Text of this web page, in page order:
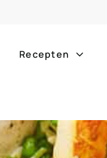
Recepten
ontbijt